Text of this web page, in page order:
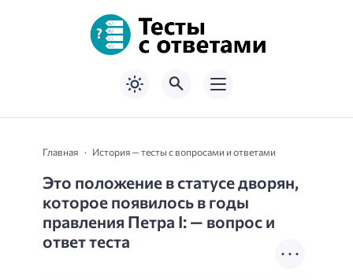
Главная История — тесты с вопросами и ответами
Это положение в статусе дворян,
которое появилось в годы
правления Петра I: — вопрос и
ответ теста